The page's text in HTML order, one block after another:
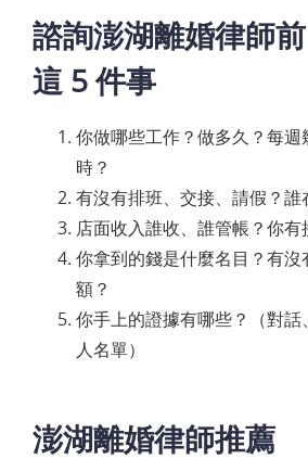
諮詢澎湖離婚律師
這 5 件事
你做哪些工作？做多久？每
時？
有沒有排班、交接、請假？誰
店面收入誰收、誰管帳？你有
你拿到的錢是什麼名目？有沒
額？
你手上的證據有哪些？（對話
人名單）
澎湖離婚律師推薦